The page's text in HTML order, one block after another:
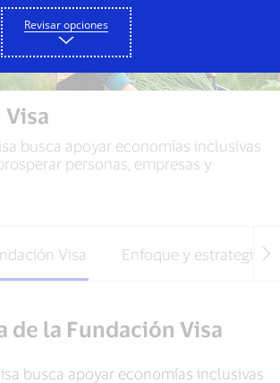
busca apoyar economías inclusivas
personas, empresas y
Visa Enfoque y estrategia
de la Fundación Visa
busca apoyar economías inclusivas
Revisar opciones